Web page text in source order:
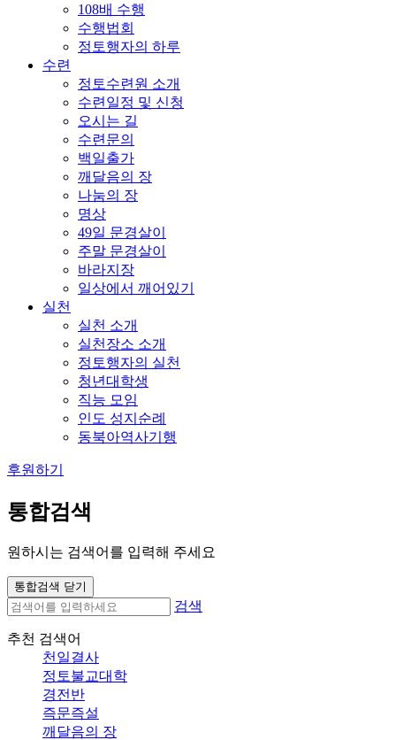
108배 수행
수행법회
정토행자의 하루
수련
정토수련원 소개
수련일정 및 신청
오시는 길
수련문의
백일출가
깨달음의 장
나눔의 장
명상
49일 문경살이
주말 문경살이
바라지장
일상에서 깨어있기
실천
실천 소개
실천장소 소개
정토행자의 실천
청년대학생
직능 모임
인도 성지순례
동북아역사기행
후원하기
통합검색
원하시는 검색어를 입력해 주세요
통합검색 닫기
검색
추천 검색어
천일결사
정토불교대학
경전반
즉문즉설
깨달음의 장